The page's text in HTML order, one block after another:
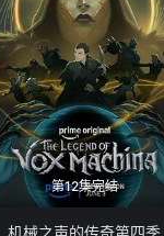
第12集完结
机械之声的传奇第四季